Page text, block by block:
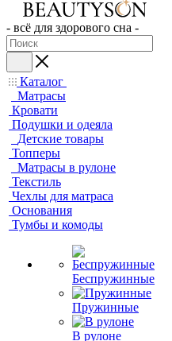
- всё для здорового сна -
Каталог
Матрасы
Кровати
Подушки и одеяла
Детские товары
Топперы
Матрасы в рулоне
Текстиль
Чехлы для матраса
Основания
Тумбы и комоды
Беспружинные
Пружинные
В рулоне